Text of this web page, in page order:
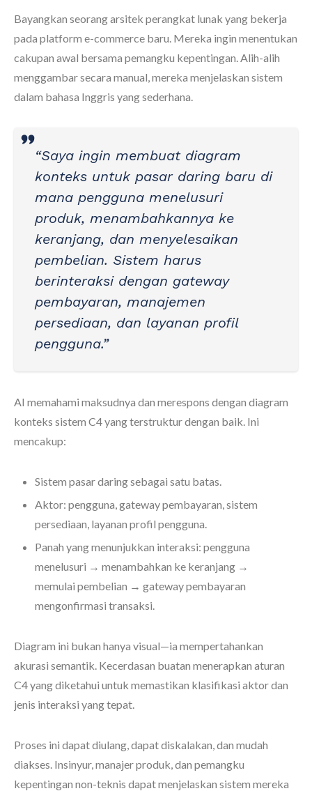
Bayangkan seorang arsitek perangkat lunak yang bekerja
pada platform e-commerce baru. Mereka ingin menentukan
cakupan awal bersama pemangku kepentingan. Alih-alih
menggambar secara manual, mereka menjelaskan sistem
dalam bahasa Inggris yang sederhana.
“Saya ingin membuat diagram
konteks untuk pasar daring baru di
mana pengguna menelusuri
produk, menambahkannya ke
keranjang, dan menyelesaikan
pembelian. Sistem harus
berinteraksi dengan gateway
pembayaran, manajemen
persediaan, dan layanan profil
pengguna.”
AI memahami maksudnya dan merespons dengan diagram
konteks sistem C4 yang terstruktur dengan baik. Ini
mencakup:
Sistem pasar daring sebagai satu batas.
Aktor: pengguna, gateway pembayaran, sistem
persediaan, layanan profil pengguna.
Panah yang menunjukkan interaksi: pengguna
menelusuri → menambahkan ke keranjang →
memulai pembelian → gateway pembayaran
mengonfirmasi transaksi.
Diagram ini bukan hanya visual—ia mempertahankan
akurasi semantik. Kecerdasan buatan menerapkan aturan
C4 yang diketahui untuk memastikan klasifikasi aktor dan
jenis interaksi yang tepat.
Proses ini dapat diulang, dapat diskalakan, dan mudah
diakses. Insinyur, manajer produk, dan pemangku
kepentingan non-teknis dapat menjelaskan sistem mereka